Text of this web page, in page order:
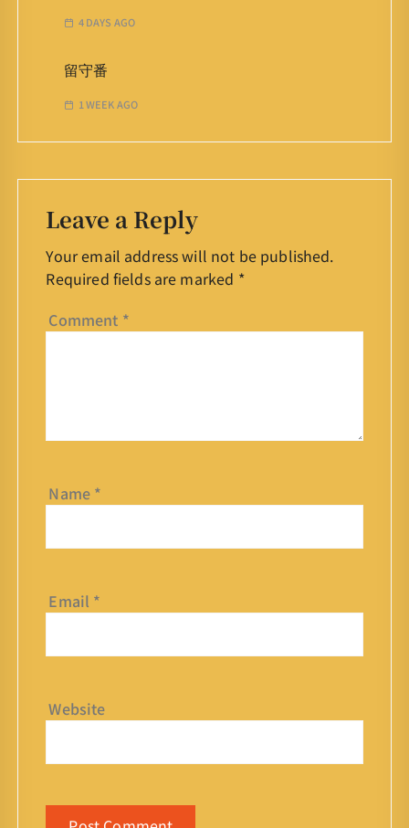
4 DAYS AGO
留守番
1 WEEK AGO
Leave a Reply
Your email address will not be published.
Required fields are marked *
Comment *
Name *
Email *
Website